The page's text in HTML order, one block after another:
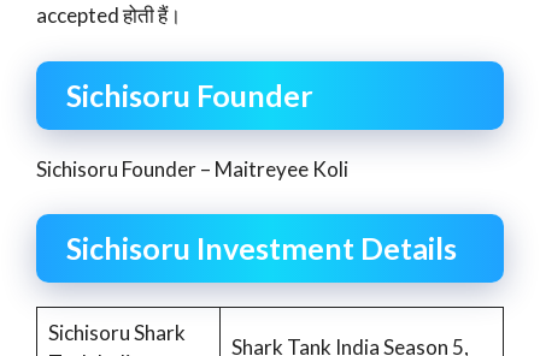
accepted होती हैं।
Sichisoru Founder
Sichisoru Founder – Maitreyee Koli
Sichisoru Investment Details
Sichisoru Shark
Shark Tank India Season 5,